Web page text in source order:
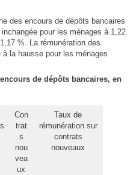
des encours de dépôts bancaires
pour les ménages à 1,22
%. La rémunération des
la hausse pour les ménages
de dépôts bancaires, en
Con
trat
s
nou
vea
ux
Taux de
rémunération sur
contrats
nouveaux